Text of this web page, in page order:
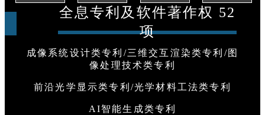
全息专利及软件著作权 52
项
成像系统设计类专利/三维交互渲染类专利/图
像处理技术类专利
前沿光学显示类专利/光学材料工法类专利
AI智能生成类专利